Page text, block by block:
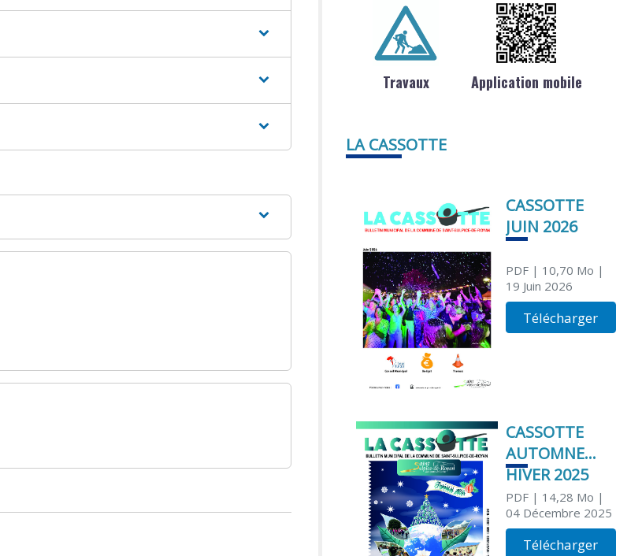
Travaux Application mobile
LA CASSOTTE
CASSOTTE
JUIN 2026
PDF| 10,70 Mo |
19 Juin 2026
Télécharger
CASSOTTE
AUTOMNE
HIVER 2025
PDF| 14,28 Mo |
04 Décembre 2025
Télécharger